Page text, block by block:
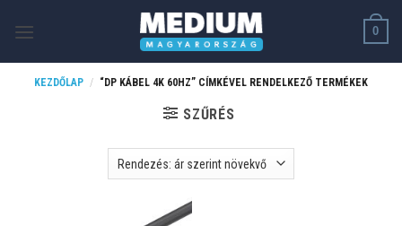
0
KEZDŐLAP / “DP KÁBEL 4K 60HZ” CÍMKÉVEL RENDELKEZŐ TERMÉKEK
SZŰRÉS